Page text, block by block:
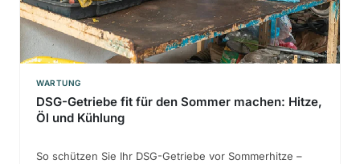
WARTUNG
DSG-Getriebe fit für den Sommer machen: Hitze,
Öl und Kühlung
So schützen Sie Ihr DSG-Getriebe vor Sommerhitze –